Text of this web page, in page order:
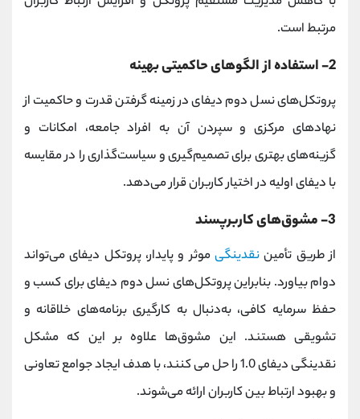
مرتبط است.
2- استفاده از الگوهای حاکمیتی بهینه
پروتکل‌های نسل دوم دیفای در زمینه گرفتن قدرت و حاکمیت از
نهادهای مرکزی و سپردن آن به افراد جامعه، امکانات و
گزینه‌های بهتری برای تصمیم‌گیری و سیاست‌گذاری را در مقایسه
با دیفای اولیه در اختیار کاربران قرار می‌دهد.
3- مشوق‌های کاربرپسند
از طریق تأمین نقدینگی موثر و پایدار، پروتکل دیفای می‌تواند
دوام بیاورد. بنابراین پروتکل‌های نسل دوم دیفای برای کسب و
حفظ سرمایه کافی، به‌دنبال به‌ کارگیری برنامه‌های خلاقانه و
تشویقی هستند. این مشوق‌ها علاوه بر این که مشکل
نقدینگی دیفای 1.0 را حل می کنند، با هدف ایجاد جوامع تعاونی
و بهبود ارتباط بین کاربران ارائه می‌شوند.